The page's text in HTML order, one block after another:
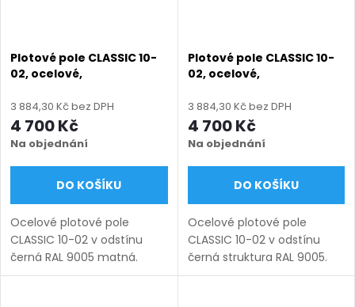
Plotové pole CLASSIC 10-
02, ocelové,
(šířka 100–3300 mm,
výška 450–1750 mm),
černá RAL 9005 matná
3 884,30 Kč bez DPH
4 700 Kč
Na objednání
DO KOŠÍKU
Ocelové plotové pole
CLASSIC 10-02 v odstínu
černá RAL 9005 matná.
Bezúdržbová ocel (žárový
Plotové pole CLASSIC 10-
02, ocelové,
(šířka 100–3300 mm,
výška 450–1750 mm),
černá struktura RAL 9005
3 884,30 Kč bez DPH
4 700 Kč
Na objednání
DO KOŠÍKU
Ocelové plotové pole
CLASSIC 10-02 v odstínu
černá struktura RAL 9005.
Bezúdržbová ocel (žárový